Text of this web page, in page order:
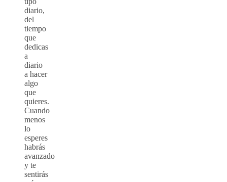
diario,
del
tiempo
que
dedicas
a
diario
a hacer
algo
que
quieres.
Cuando
menos
lo
esperes
habrás
avanzado
y te
sentirás